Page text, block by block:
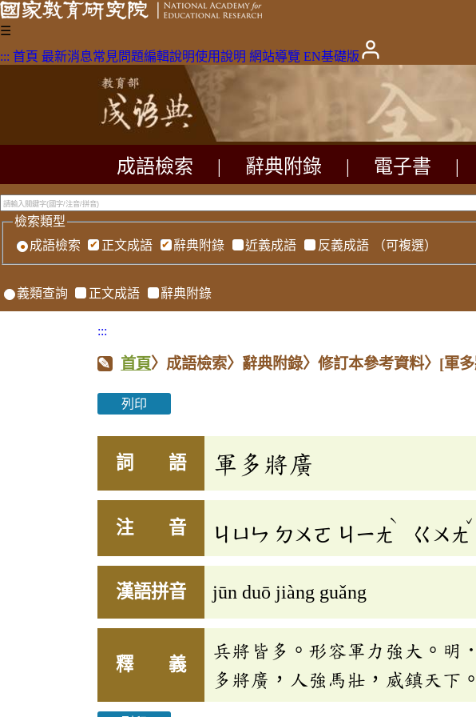
☰
::: 首頁 最新消息常見問題編輯說明使用說明 網站導覽 EN基礎版
成語檢索 辭典附錄 電子書
檢索類型
成語檢索
正文成語 辭典附錄 近義成語 反義成語 （可複選）
義類查詢 正文成語 辭典附錄
:::
首頁〉成語檢索〉辭典附錄〉修訂本參考資料〉 [軍
列印
詞 語 軍多將廣
注 音 ㄐㄩㄣ ㄉㄨㄛ ㄐㄧㄤ
ˋ
ㄍㄨㄤ
ˇ
漢語拼音 jūn duō jiàng guǎng
釋 義
兵將皆多。形容軍力強大。明
多將廣，人強馬壯，威鎮天下